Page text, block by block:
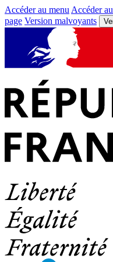
Accéder au menu Accéder
page Version malvoyants